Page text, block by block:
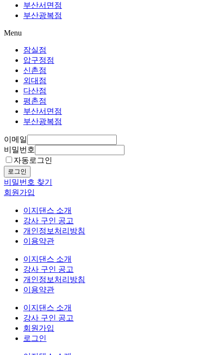
부산서면점
부산광복점
Menu
잠실점
압구정점
신촌점
외대점
다산점
평촌점
부산서면점
부산광복점
이메일
비밀번호
자동로그인
로그인
비밀번호 찾기
회원가입
이지댄스 소개
강사 구인 공고
개인정보처리방침
이용약관
이지댄스 소개
강사 구인 공고
개인정보처리방침
이용약관
이지댄스 소개
강사 구인 공고
회원가입
로그인